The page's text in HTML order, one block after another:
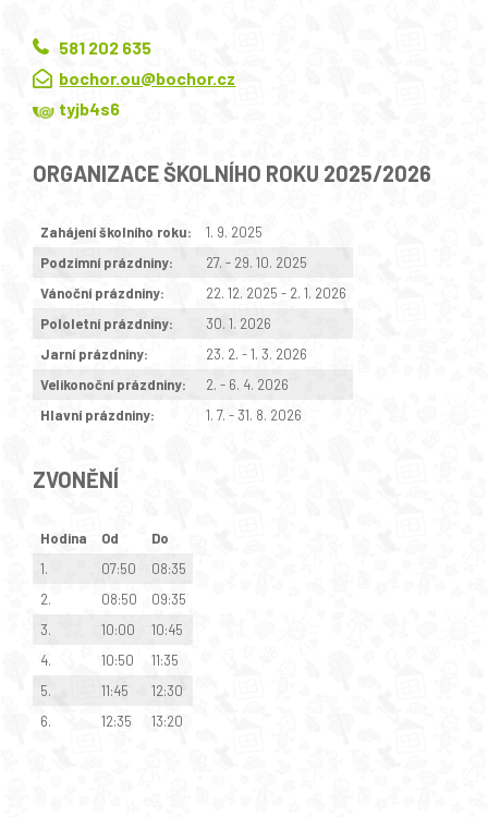
581 202 635
bochor.ou@bochor.cz
tyjb4s6
ORGANIZACE ŠKOLNÍHO ROKU 2025/2026
Zahájení školního roku:
1. 9. 2025
Podzimní prázdniny:
27. - 29. 10. 2025
Vánoční prázdniny:
22. 12. 2025 - 2. 1. 2026
Pololetní prázdniny:
30. 1. 2026
Jarní prázdniny:
23. 2. - 1. 3. 2026
Velikonoční prázdniny:
2. - 6. 4. 2026
Hlavní prázdniny:
1. 7. - 31. 8. 2026
ZVONĚNÍ
Hodina Od
Do
1.
07:50
08:35
2.
08:50
09:35
3.
10:00
10:45
4.
10:50
11:35
5.
11:45
12:30
6.
12:35 13:20